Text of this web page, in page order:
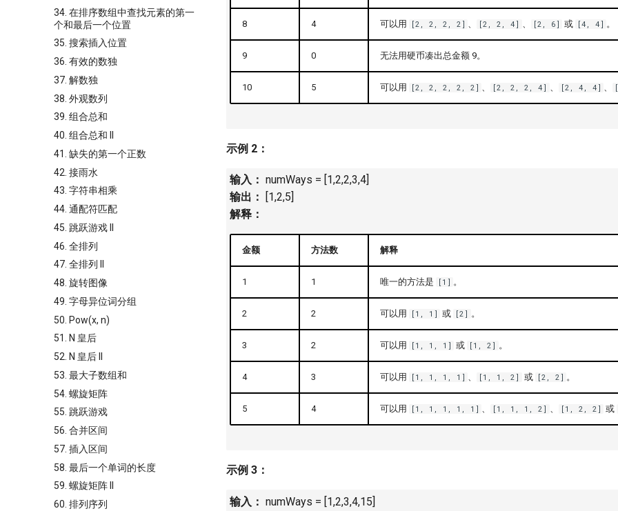
34. 在排序数组中查找元素的第一
个和最后一个位置
35. 搜索插入位置
36. 有效的数独
37. 解数独
38. 外观数列
39. 组合总和
40. 组合总和 II
41. 缺失的第一个正数
42. 接雨水
43. 字符串相乘
44. 通配符匹配
45. 跳跃游戏 II
46. 全排列
47. 全排列 II
48. 旋转图像
49. 字母异位词分组
50. Pow(x, n)
51. N 皇后
52. N 皇后 II
53. 最大子数组和
54. 螺旋矩阵
55. 跳跃游戏
56. 合并区间
57. 插入区间
58. 最后一个单词的长度
59. 螺旋矩阵 II
60. 排列序列
8 4 可以用 [2, 2, 2, 2] [2, 2, 4] [2, 6] 或 [4, 4] 。
9 0 无法用硬币凑出总金额 9。
10 5 可以用 [2, 2, 2, 2, 2] [2, 2, 2, 4] [2, 4, 4]
示例 2：
输入： numWays = [1,2,2,3,4]
输出：
[1,2,5]
解释：
金额 方法数 解释
1 1 唯一的方法是 [1] 。
2 2 可以用 [1, 1] 或 [2] 。
3 2 可以用 [1, 1, 1] 或 [1, 2] 。
4 3 可以用 [1, 1, 1, 1] 、 [1, 1, 2] 或 [2, 2] 。
5 4 可以用 [1, 1, 1, 1, 1] 、 [1, 1, 1, 2] 、 [1, 2, 2] 或
示例 3：
输入： numWays = [1,2,3,4,15]